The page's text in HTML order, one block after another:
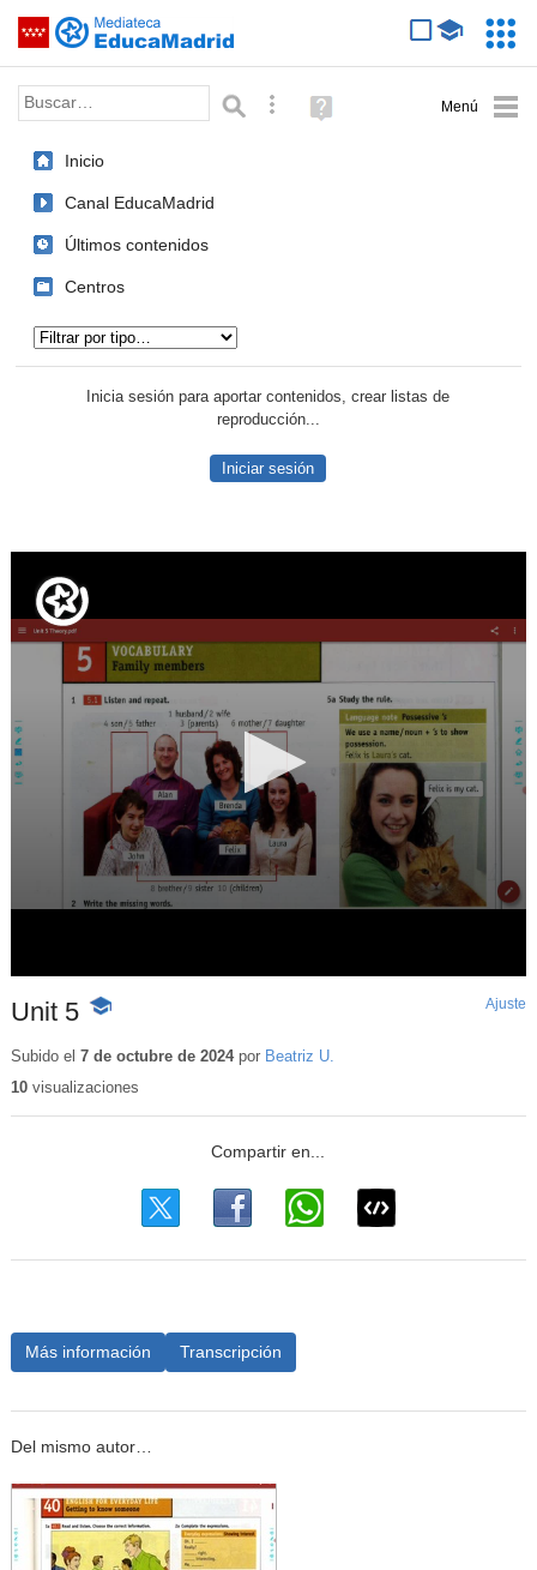
Saltar navegación
Palabra o frase: Búsqueda avanzada
Ayuda
(en
Inicio
Canal EducaMadrid
Últimos contenidos
Centros
Inicia sesión para aportar contenidos, crear listas de
reproducción...
Iniciar sesión
Unit 5 -
educativo
Ajuste
Subido el 7 de octubre de 2024por Beatriz U.
10visualizaciones
Más información Transcripción
Del mismo autor…